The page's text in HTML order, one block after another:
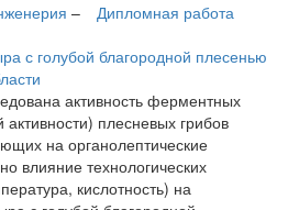
–
Дипломная работа
с голубой благородной плесенью
активность ферментных
плесневых грибов
на органолептические
влияние технологических
кислотность) на